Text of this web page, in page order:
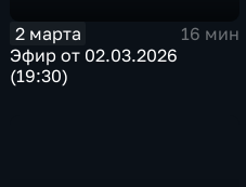
2 марта
16 мин
Эфир от 02.03.2026
(19:30)